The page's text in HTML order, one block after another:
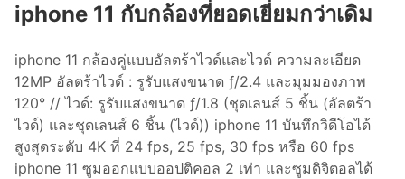
iphone 11 กับกล้องที่ยอดเยี่ยมกว่าเดิม
iphone 11 กล้องคู่แบบอัลตร้าไวด์และไวด์ ความละเอียด
12MP อัลตร้าไวด์ : รูรับแสงขนาด ƒ/2.4 และมุมมองภาพ
120° // ไวด์: รูรับแสงขนาด ƒ/1.8 (ชุดเลนส์ 5 ชิ้น (อัลตร้า
ไวด์) และชุดเลนส์ 6 ชิ้น (ไวด์)) iphone 11 บันทึกวิดีโอได้
สูงสุดระดับ 4K ที่ 24 fps, 25 fps, 30 fps หรือ 60 fps
iphone 11 ซูมออกแบบออปติคอล 2 เท่า และซูมดิจิตอลได้